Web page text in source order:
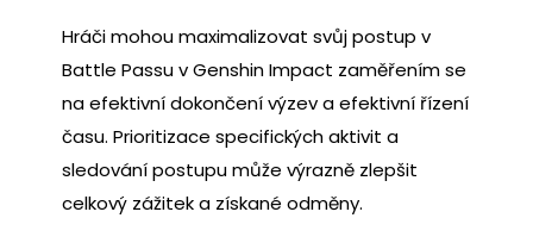
Hráči mohou maximalizovat svůj postup v
Battle Passu v Genshin Impact zaměřením se
na efektivní dokončení výzev a efektivní řízení
času. Prioritizace specifických aktivit a
sledování postupu může výrazně zlepšit
celkový zážitek a získané odměny.